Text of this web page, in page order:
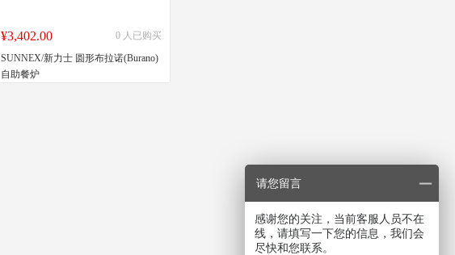
¥3,402.00
0 人已购买
SUNNEX/新力士 圆形布拉诺(Burano)
自助餐炉
请您留言
感谢您的关注，当前客服人员不在
线，请填写一下您的信息，我们会
尽快和您联系。